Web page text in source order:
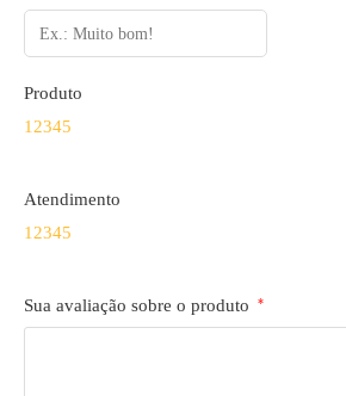
Produto
12345
Atendimento
12345
Sua avaliação sobre o produto *